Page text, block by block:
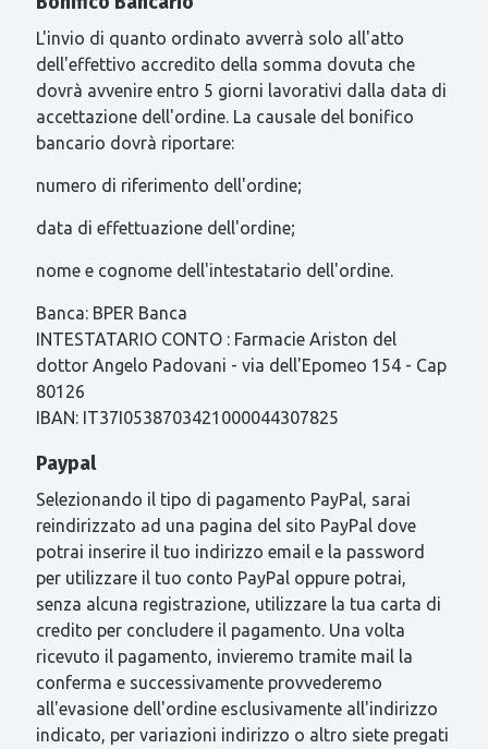
L'invio di quanto ordinato avverrà solo all'atto
dell'effettivo accredito della somma dovuta che
dovrà avvenire entro 5 giorni lavorativi dalla data di
accettazione dell'ordine. La causale del bonifico
bancario dovrà riportare:
numero di riferimento dell'ordine;
data di effettuazione dell'ordine;
nome e cognome dell'intestatario dell'ordine.
Banca: BPER Banca
INTESTATARIO CONTO : Farmacie Ariston del
dottor Angelo Padovani - via dell'Epomeo 154 - Cap
80126
IBAN: IT37I0538703421000044307825
Paypal
Selezionando il tipo di pagamento PayPal, sarai
reindirizzato ad una pagina del sito PayPal dove
potrai inserire il tuo indirizzo email e la password
per utilizzare il tuo conto PayPal oppure potrai,
senza alcuna registrazione, utilizzare la tua carta di
credito per concludere il pagamento. Una volta
ricevuto il pagamento, invieremo tramite mail la
conferma e successivamente provvederemo
all'evasione dell'ordine esclusivamente all'indirizzo
indicato, per variazioni indirizzo o altro siete pregati